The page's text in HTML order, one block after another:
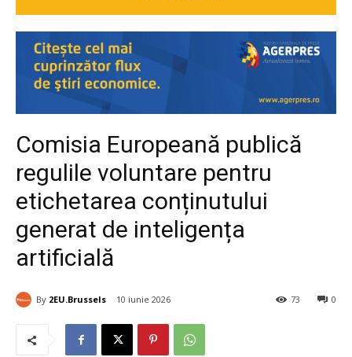
Comisia Europeană publică
regulile voluntare pentru
etichetarea conținutului
generat de inteligența
artificială
By 2EU.Brussels 10 iunie 2026 0
73